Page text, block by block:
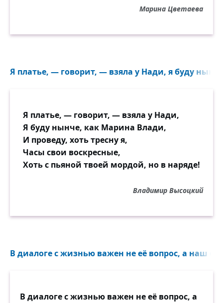
Марина Цветаева
Я платье, — говорит, — взяла у Нади, я буду
Я платье, — говорит, — взяла у Нади,
Я буду нынче, как Марина Влади,
И проведу, хоть тресну я,
Часы свои воскресные,
Хоть с пьяной твоей мордой, но в наряде!
Владимир Высоцкий
В диалоге с жизнью важен не её вопрос, а наш
В диалоге с жизнью важен не её вопрос, а